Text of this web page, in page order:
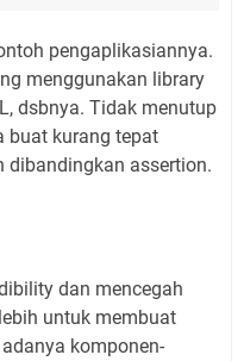
pengaplikasiannya.
menggunakan library
dsbnya. Tidak menutup
buat kurang tepat
dibandingkan assertion.
dan mencegah
untuk membuat
komponen-